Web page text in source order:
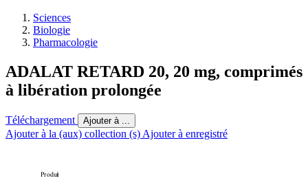
Sciences
Biologie
Pharmacologie
ADALAT RETARD 20, 20 mg, comprimés
à libération prolongée
Téléchargement Ajouter à ...
Ajouter à la (aux) collection (s) Ajouter à enregistré
Produit